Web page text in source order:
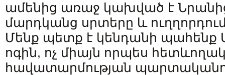
ամենից առաջ կախված է
մարդկանց սրտերը և
Մենք պետք է կենդանի պահենք
ոգին, ոչ միայն որպես
հավատարմության